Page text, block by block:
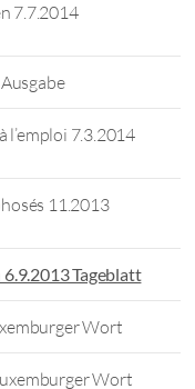
7.7.2014
l’emploi 7.3.2014
11.2013
Tageblatt
Wort
Wort